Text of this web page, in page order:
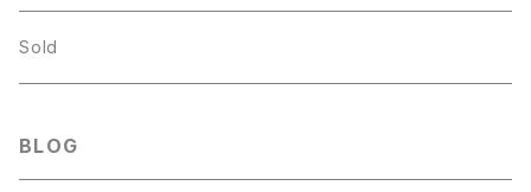
L.RAZZA
L.RAZZA
Sold
BLOG